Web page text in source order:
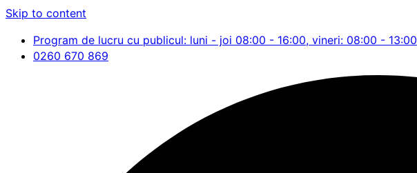
Skip to content
Program de lucru cu publicul: luni - joi 08:00 - 16:00, vineri: 08:00 - 13:00
0260 670 869